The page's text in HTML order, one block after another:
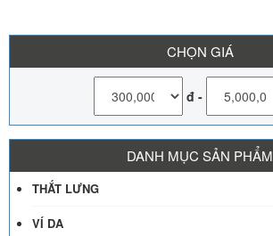
CHỌN GIÁ
đ -
DANH MỤC SẢN PHẨM
THẮT LƯNG
VÍ DA